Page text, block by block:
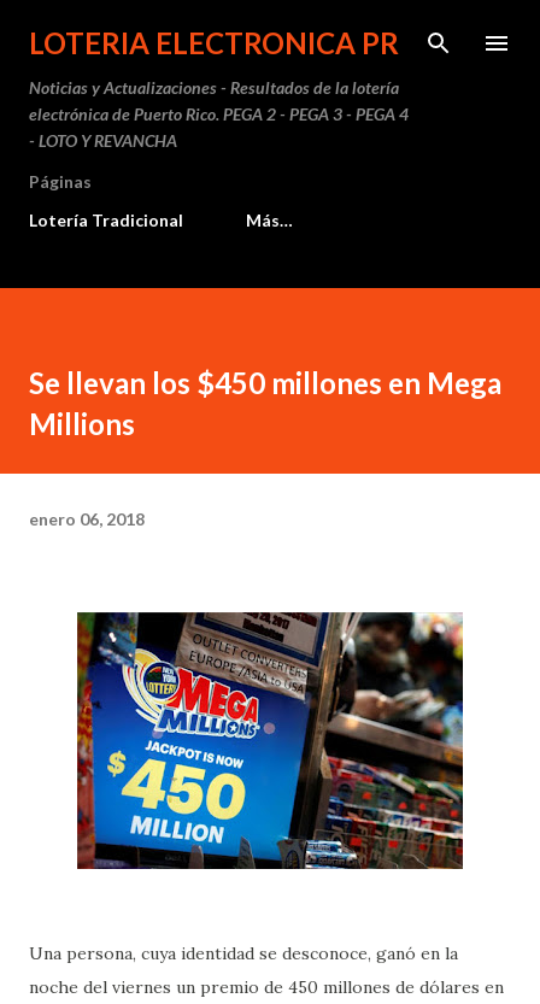
Ir al contenido principal
LOTERIA ELECTRONICA PR
Noticias y Actualizaciones - Resultados de la lotería
electrónica de Puerto Rico. PEGA 2 - PEGA 3 - PEGA 4
- LOTO Y REVANCHA
Páginas
Lotería Tradicional
Más…
Se llevan los $450 millones en Mega
Millions
enero 06, 2018
Una persona, cuya identidad se desconoce, ganó en la
noche del viernes un premio de 450 millones de dólares en